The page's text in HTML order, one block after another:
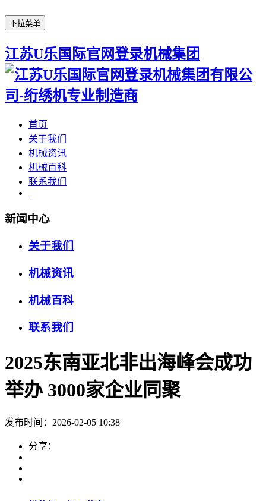
下拉菜单
江苏U乐国际官网登录机械集团
首页
关于我们
机械资讯
机械百科
联系我们
新闻中心
关于我们
机械资讯
机械百科
联系我们
2025东南亚北非出海峰会成功
举办 3000家企业同聚
发布时间：2026-02-05 10:38
分享：